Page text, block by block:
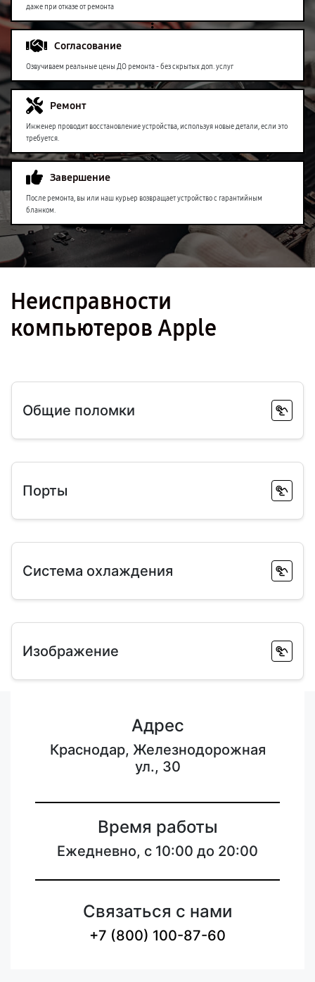
даже при отказе от ремонта
Согласование
Озвучиваем реальные цены ДО ремонта - без скрытых доп. услуг
Ремонт
Инженер проводит восстановление устройства, используя новые детали, если это
требуется.
Завершение
После ремонта, вы или наш курьер возвращает устройство с гарантийным
бланком.
Неисправности
компьютеров Apple
Общие поломки
Порты
Система охлаждения
Изображение
Адрес
Краснодар, Железнодорожная
ул., 30
Время работы
Ежедневно, с 10:00 до 20:00
Связаться с нами
+7 (800) 100-87-60